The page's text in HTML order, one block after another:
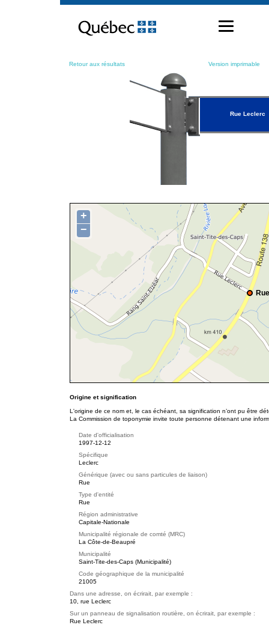
contenu
Retour aux résultats Version imprimable
Rue Leclerc
+
−
Origine et signification
L'origine de ce nom et, le cas échéant, sa signification n’ont pu être
La Commission de toponymie invite toute personne détenant une
Date d'officialisation
1997-12-12
Spécifique
Leclerc
Générique (avec ou sans particules de liaison)
Rue
Type d'entité
Rue
Région administrative
Capitale-Nationale
Municipalité régionale de comté (MRC)
La Côte-de-Beaupré
Municipalité
Saint-Tite-des-Caps (Municipalité)
Code géographique de la municipalité
21005
Dans une adresse, on écrirait, par exemple :
10, rue Leclerc
Sur un panneau de signalisation routière, on écrirait, par exemple :
Rue Leclerc